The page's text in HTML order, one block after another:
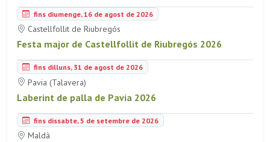
fins diumenge, 16 de agost de 2026
Castellfollit de Riubregós
Festa major de Castellfollit de Riubregós 2026
fins dilluns, 31 de agost de 2026
Pavia (Talavera)
Laberint de palla de Pavia 2026
fins dissabte, 5 de setembre de 2026
Maldà